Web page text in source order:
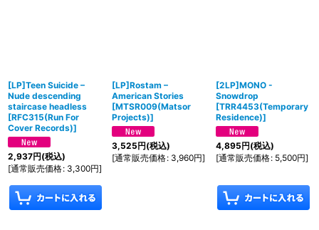
[LP]Teen Suicide ‎–
Nude descending
staircase headless
[RFC315(Run For
Cover Records)]
2,937円(税込)
[通常販売価格: 3,300円]
[LP]Rostam –
American Stories
[MTSR009(Matsor
Projects)]
3,525円(税込)
[通常販売価格: 3,960円]
[2LP]MONO -
Snowdrop
[TRR4453(Temporary
Residence)]
4,895円(税込)
[通常販売価格: 5,500円]